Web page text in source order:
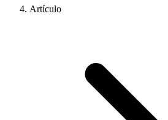
Artículo